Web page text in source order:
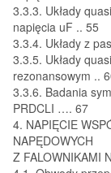
3.3.3. Układy
napięcia uF .. 55
3.3.4. Układy z
3.3.5. Układy
rezonansowym ..
3.3.6. Badania
PRDCLI …. 67
4. NAPIĘCIE
NAPĘDOWYCH
Z FALOWNIKAMI